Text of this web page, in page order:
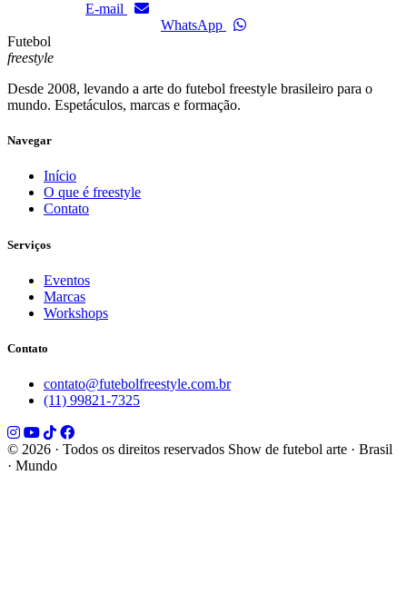
E-mail
WhatsApp
Futebol
freestyle
Desde 2008, levando a arte do futebol freestyle brasileiro para o
mundo. Espetáculos, marcas e formação.
Navegar
Início
O que é freestyle
Contato
Serviços
Eventos
Marcas
Workshops
Contato
contato@futebolfreestyle.com.br
(11) 99821-7325
© 2026 · Todos os direitos reservados Show de futebol arte · Brasil
· Mundo